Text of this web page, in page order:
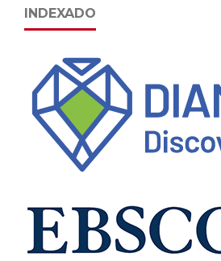
INDEXADO